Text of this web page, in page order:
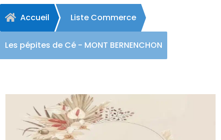
 Accueil Liste Commerce
Les pépites de Cé - MONT BERNENCHON